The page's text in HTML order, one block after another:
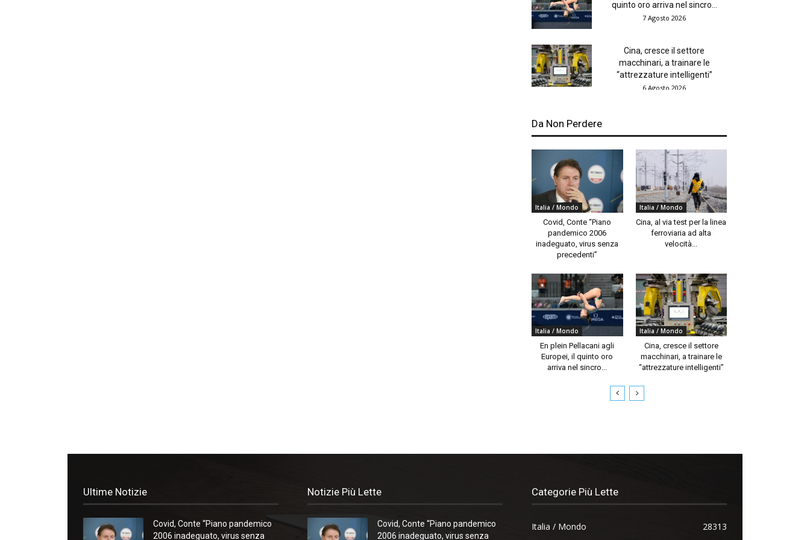
quinto oro arriva nel sincro...
7 Agosto 2026
Cina, cresce il settore
macchinari, a trainare le
“attrezzature intelligenti”
6 Agosto 2026
Da Non Perdere
Italia / Mondo
Covid, Conte “Piano
pandemico 2006
inadeguato, virus senza
precedenti”
Italia / Mondo
Cina, al via test per la linea
ferroviaria ad alta
velocità...
Italia / Mondo
En plein Pellacani agli
Europei, il quinto oro
arriva nel sincro...
Italia / Mondo
Cina, cresce il settore
macchinari, a trainare le
“attrezzature intelligenti”
Ultime Notizie
Covid, Conte “Piano pandemico
2006 inadeguato, virus senza
Notizie Più Lette
Covid, Conte “Piano pandemico
2006 inadeguato, virus senza
Categorie Più Lette
Italia / Mondo
28313